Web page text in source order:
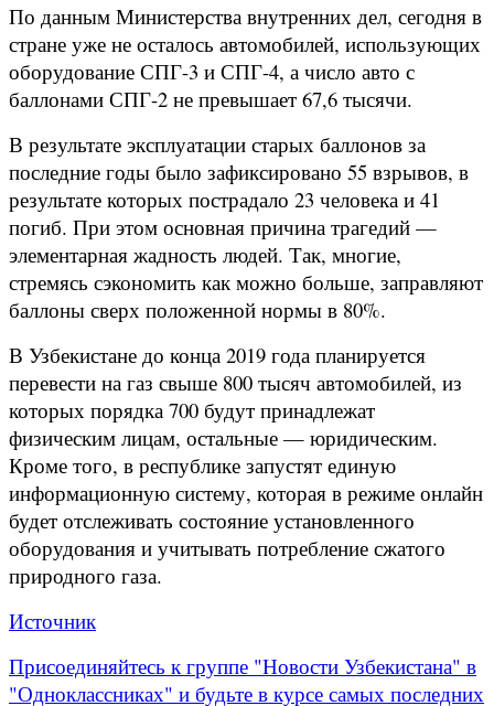
По данным Министерства внутренних дел, сегодня в
стране уже не осталось автомобилей, использующих
оборудование СПГ-3 и СПГ-4, а число авто с
баллонами СПГ-2 не превышает 67,6 тысячи.
В результате эксплуатации старых баллонов за
последние годы было зафиксировано 55 взрывов, в
результате которых пострадало 23 человека и 41
погиб. При этом основная причина трагедий —
элементарная жадность людей. Так, многие,
стремясь сэкономить как можно больше, заправляют
баллоны сверх положенной нормы в 80%.
В Узбекистане до конца 2019 года планируется
перевести на газ свыше 800 тысяч автомобилей, из
которых порядка 700 будут принадлежат
физическим лицам, остальные — юридическим.
Кроме того, в республике запустят единую
информационную систему, которая в режиме онлайн
будет отслеживать состояние установленного
оборудования и учитывать потребление сжатого
природного газа.
Источник
Присоединяйтесь к группе "Новости Узбекистана" в
"Одноклассниках" и будьте в курсе самых последних